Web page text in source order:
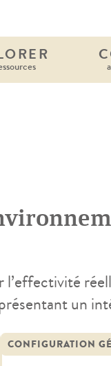
un
que l’on
CONFIGURATION